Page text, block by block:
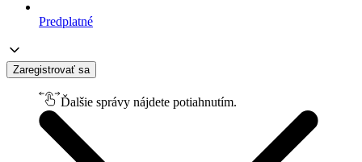
Predplatné
Zaregistrovať sa
Ďalšie správy nájdete potiahnutím.